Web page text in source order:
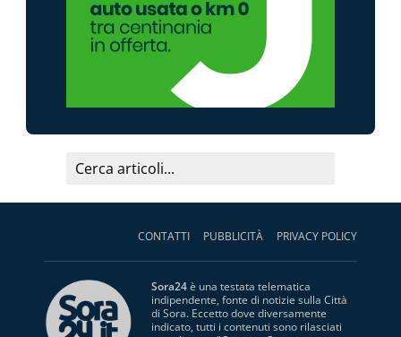
CONTATTI PUBBLICITÀ PRIVACY POLICY
Sora24è una testata telematica
indipendente, fonte di notizie sulla Città
di Sora. Eccetto dove diversamente
indicato, tutti i contenuti sono rilasciati